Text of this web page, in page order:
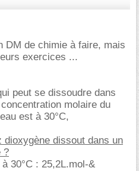
DM de chimie à faire, mais
exercices ...
peut se dissoudre dans
molaire du
est à 30°C,
dissout dans un
?
30°C : 25,2L.mol-&